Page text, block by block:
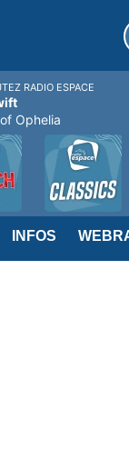
INFOS
RADIO ESPACE
Ophelia